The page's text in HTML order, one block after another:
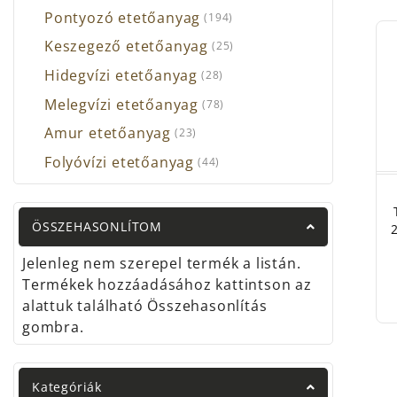
Pontyozó etetőanyag (194)
Keszegező etetőanyag (25)
Hidegvízi etetőanyag (28)
Melegvízi etetőanyag (78)
Amur etetőanyag (23)
Folyóvízi etetőanyag (44)
ÖSSZEHASONLÍTOM
Jelenleg nem szerepel termék a listán.
Termékek hozzáadásához kattintson az
alattuk található Összehasonlítás
gombra.
Kategóriák
A